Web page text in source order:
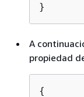
}
A
propiedad
{